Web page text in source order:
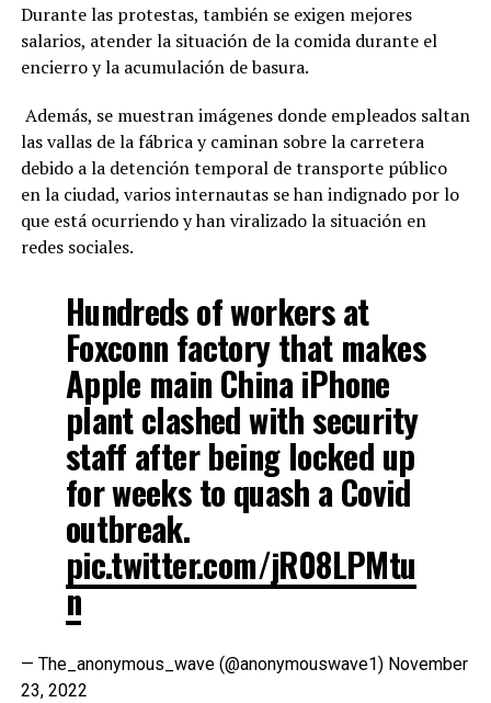
Durante las protestas, también se exigen mejores
salarios, atender la situación de la comida durante el
encierro y la acumulación de basura.
Además, se muestran imágenes donde empleados saltan
las vallas de la fábrica y caminan sobre la carretera
debido a la detención temporal de transporte público
en la ciudad, varios internautas se han indignado por lo
que está ocurriendo y han viralizado la situación en
redes sociales.
Hundreds of workers at
Foxconn factory that makes
Apple main China iPhone
plant clashed with security
staff after being locked up
for weeks to quash a Covid
outbreak.
pic.twitter.com/jR08LPMtu
n
— The_anonymous_wave (@anonymouswave1) November
23, 2022